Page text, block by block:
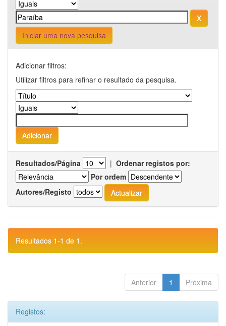
Iniciar uma nova pesquisa
Adicionar filtros:
Utilizar filtros para refinar o resultado da pesquisa.
Resultados/Página | Ordenar registos por:
Por ordem
Autores/Registo
Resultados 1-1 de 1.
Anterior 1 Próxima
Registos: